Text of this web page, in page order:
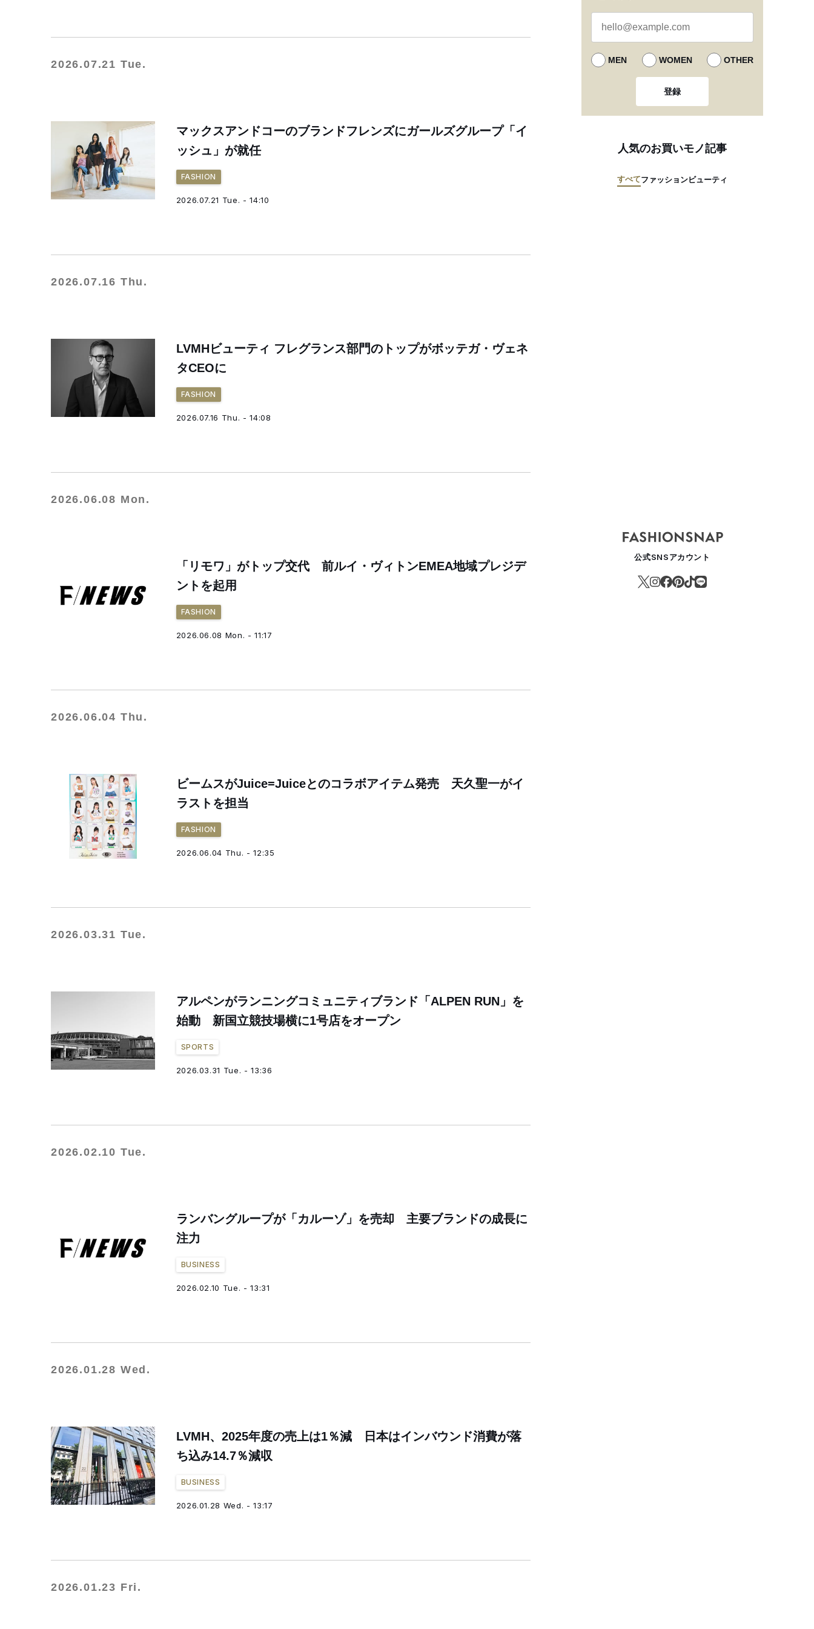
2026.07.21 Tue.
マックスアンドコーのブランドフレンズにガールズグループ「イ
ッシュ」が就任
FASHION
2026.07.21 Tue. - 14:10
2026.07.16 Thu.
LVMHビューティ フレグランス部門のトップがボッテガ・ヴェネ
タCEOに
FASHION
2026.07.16 Thu. - 14:08
2026.06.08 Mon.
「リモワ」がトップ交代 前ルイ・ヴィトンEMEA地域プレジデ
ントを起用
FASHION
2026.06.08 Mon. - 11:17
2026.06.04 Thu.
ビームスがJuice=Juiceとのコラボアイテム発売 天久聖一がイ
ラストを担当
FASHION
2026.06.04 Thu. - 12:35
2026.03.31 Tue.
アルペンがランニングコミュニティブランド「ALPEN RUN」を
始動 新国立競技場横に1号店をオープン
SPORTS
2026.03.31 Tue. - 13:36
2026.02.10 Tue.
ランバングループが「カルーゾ」を売却 主要ブランドの成長に
注力
BUSINESS
2026.02.10 Tue. - 13:31
2026.01.28 Wed.
LVMH、2025年度の売上は1％減 日本はインバウンド消費が落
ち込み14.7％減収
BUSINESS
2026.01.28 Wed. - 13:17
2026.01.23 Fri.
MEN WOMEN OTHER
登録
人気のお買いモノ記事
すべてファッションビューティ
公式SNSアカウント